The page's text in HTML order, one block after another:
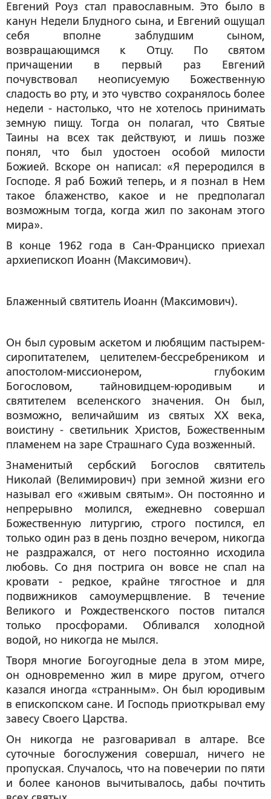
Евгений Роуз стал православным. Это было в
канун Недели Блудного сына, и Евгений ощущал
себя вполне заблудшим сыном,
возвращающимся к Отцу. По святом
причащении в первый раз Евгений
почувствовал неописуемую Божественную
сладость во рту, и это чувство сохранялось более
недели - настолько, что не хотелось принимать
земную пищу. Тогда он полагал, что Святые
Таины на всех так действуют, и лишь позже
понял, что был удостоен особой милости
Божией. Вскоре он написал: «Я переродился в
Господе. Я раб Божий теперь, и я познал в Нем
такое блаженство, какое и не предполагал
возможным тогда, когда жил по законам этого
мира».
В конце 1962 года в Сан-Франциско приехал
архиепископ Иоанн (Максимович).
Блаженный святитель Иоанн (Максимович).
Он был суровым аскетом и любящим пастырем-
сиропитателем, целителем-бессребреником и
апостолом-миссионером, глубоким
Богословом, тайновидцем-юродивым и
святителем вселенского значения. Он был,
возможно, величайшим из святых XX века,
воистину - светильник Христов, Божественным
пламенем на заре Страшнаго Суда возженный.
Знаменитый сербский Богослов святитель
Николай (Велимирович) при земной жизни его
называл его «живым святым». Он постоянно и
непрерывно молился, ежедневно совершал
Божественную литургию, строго постился, ел
только один раз в день поздно вечером, никогда
не раздражался, от него постоянно исходила
любовь. Со дня пострига он вовсе не спал на
кровати - редкое, крайне тягостное и для
подвижников самоумерщвление. В течение
Великого и Рождественского постов питался
только просфорами. Обливался холодной
водой, но никогда не мылся.
Творя многие Богоугодные дела в этом мире,
он одновременно жил в мире другом, отчего
казался иногда «странным». Он был юродивым
в епископском сане. И Господь приоткрывал ему
завесу Своего Царства.
Он никогда не разговаривал в алтаре. Все
суточные богослужения совершал, ничего не
пропуская. Случалось, что на повечерии по пяти
и более канонов вычитывалось, дабы почтить